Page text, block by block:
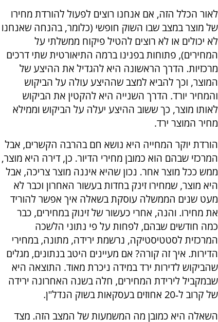
לאור הכלל הזה, אם אנחנו רוצים לפעול להורדת מחירו
של מוצר במצב שבו השוק חופשי (כלומר, בהנחה שאנחנו
לא יכולים או לא רוצים להטיל פיקוח ממשלתי על
המחירים), פתוחות בפנינו ברמה התיאורטית שתי דרכים
מרכזיות. הדרך הראשונה היא להגדיל את ההיצע של
המוצר, וכך להביא למצב שההיצע עולה על הביקוש
והמחיר יורד. הדרך השנייה היא להקטין את הביקוש
לאותו מוצר, כך ששוב ההיצע יעלה על הביקוש וממילא
מחיר המוצר ירד.
הורדת יוקר המחייה היא נושא חם בהרבה הקשרים, אבל
המרכזי שבהם הוא כמובן מחירי הדיור. כן, דירה היא מוצר,
ממש ככל מוצר אחר. נכון שהיא איננה מוצר צריכה, אבל
היא מוצר, שמחירו זינק בחדות בעשור האחרון וכבר לא
מעט שנים הממשלה עוסקת בשאלה איך אפשר להוריד
את מחירו. והנה, אחרי כעשור של זינוק במחירים, כבר
כמה חודשים שבהם, לפחות על פי נתוני הלשכה
המרכזית לסטטיסטיקה, נרשמת ירידה, מתונה, במחירי
הדירות. איך זה קורה? אם מעיינים היטב בנתונים, מגלים
שהביקוש לדירות ירד במידה ניכרת מאוד. התוצאה היא
שבמקביל לירידת המחירים, חלה בשנה האחרונה ירידה
של קרוב ל‑20 אחוזים בעסקאות בשוק הנדל"ן.
השאלה היא כמובן מה המשמעות של המצב הזה. מצד